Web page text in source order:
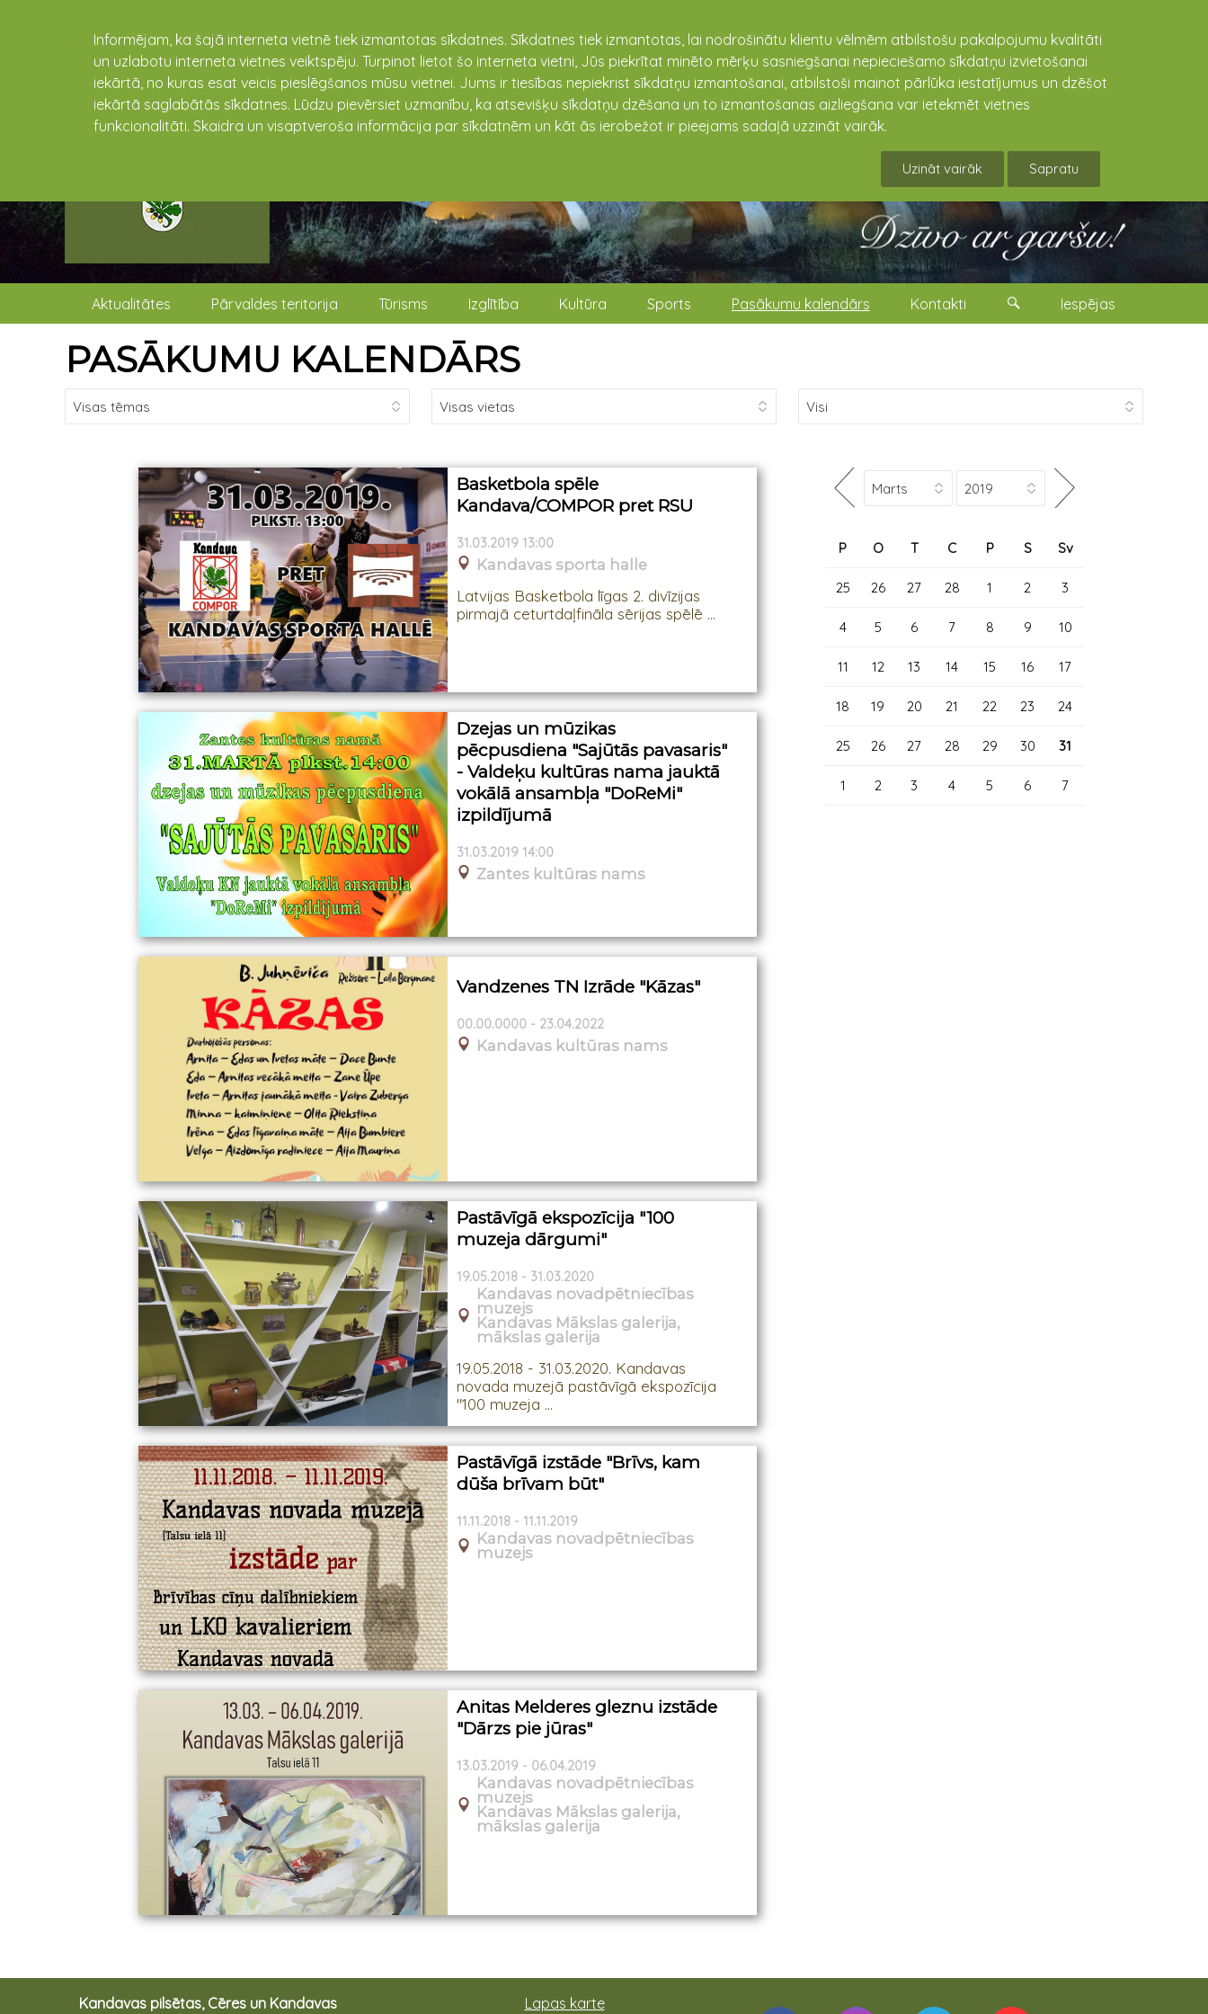
Informējam, ka šajā interneta vietnē tiek izmantotas sīkdatnes. Sīkdatnes tiek izmantotas, lai nodrošinātu klientu vēlmēm atbilstošu pakalpojumu kvalitāti
un uzlabotu interneta vietnes veiktspēju. Turpinot lietot šo interneta vietni, Jūs piekrītat minēto mērķu sasniegšanai nepieciešamo sīkdatņu izvietošanai
iekārtā, no kuras esat veicis pieslēgšanos mūsu vietnei. Jums ir tiesības nepiekrist sīkdatņu izmantošanai, atbilstoši mainot pārlūka iestatījumus un dzēšot
iekārtā saglabātās sīkdatnes. Lūdzu pievērsiet uzmanību, ka atsevišķu sīkdatņu dzēšana un to izmantošanas aizliegšana var ietekmēt vietnes
funkcionalitāti. Skaidra un visaptveroša informācija par sīkdatnēm un kāt ās ierobežot ir pieejams sadaļā uzzināt vairāk.
Uzināt vairāk Sapratu
Aktualitātes Pārvaldes teritorija Tūrisms Izglītība Kultūra Sports Pasākumu kalendārs Kontakti Iespējas
PASĀKUMU KALENDĀRS
Basketbola spēle
Kandava/COMPOR pret RSU
31.03.2019 13:00
Kandavas sporta halle
Latvijas Basketbola līgas 2. divīzijas
pirmajā ceturtdaļfināla sērijas spēlē ...
Dzejas un mūzikas
pēcpusdiena "Sajūtās pavasaris"
- Valdeķu kultūras nama jauktā
vokālā ansambļa "DoReMi"
izpildījumā
31.03.2019 14:00
Zantes kultūras nams
Vandzenes TN Izrāde "Kāzas"
00.00.0000 - 23.04.2022
Kandavas kultūras nams
Pastāvīgā ekspozīcija "100
muzeja dārgumi"
19.05.2018 - 31.03.2020
Kandavas novadpētniecības
muzejs
Kandavas Mākslas galerija,
mākslas galerija
19.05.2018 - 31.03.2020. Kandavas
novada muzejā pastāvīgā ekspozīcija
"100 muzeja ...
Pastāvīgā izstāde "Brīvs, kam
dūša brīvam būt"
11.11.2018 - 11.11.2019
Kandavas novadpētniecības
muzejs
Anitas Melderes gleznu izstāde
"Dārzs pie jūras"
13.03.2019 - 06.04.2019
Kandavas novadpētniecības
muzejs
Kandavas Mākslas galerija,
mākslas galerija
P O T C P S Sv
25 26 27 28 1 2 3
4 5 6 7 8 9 10
11 12 13 14 15 16 17
18 19 20 21 22 23 24
25 26 27 28 29 30 31
1 2 3 4 5 6 7
Kandavas pilsētas, Cēres un Kandavas Lapas karte